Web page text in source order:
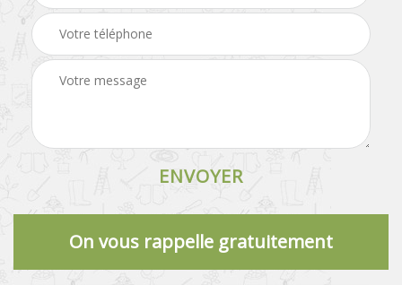
On vous rappelle gratuitement